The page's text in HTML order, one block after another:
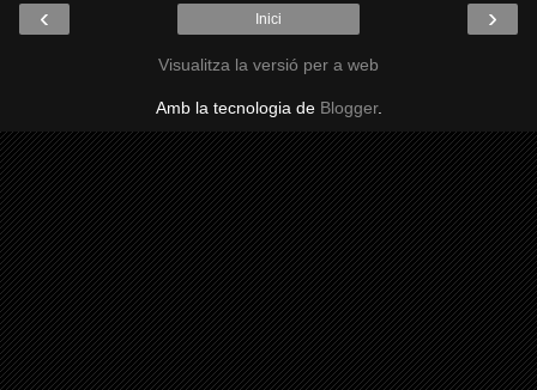
‹ ›
Inici
Visualitza la versió per a web
Amb la tecnologia de Blogger.